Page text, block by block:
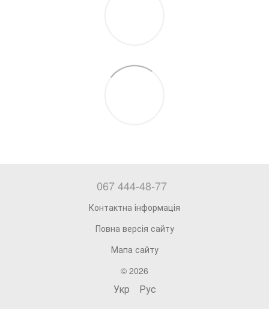
067 444-48-77
Контактна інформація
Повна версія сайту
Мапа сайту
© 2026
Укр Рус